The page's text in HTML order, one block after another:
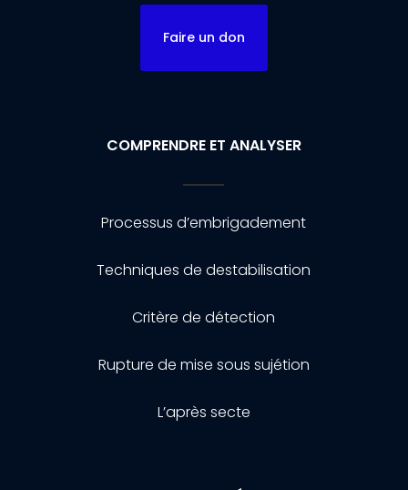
Faire un don
COMPRENDRE ET ANALYSER
Processus d’embrigadement
Techniques de destabilisation
Critère de détection
Rupture de mise sous sujétion
L’après secte